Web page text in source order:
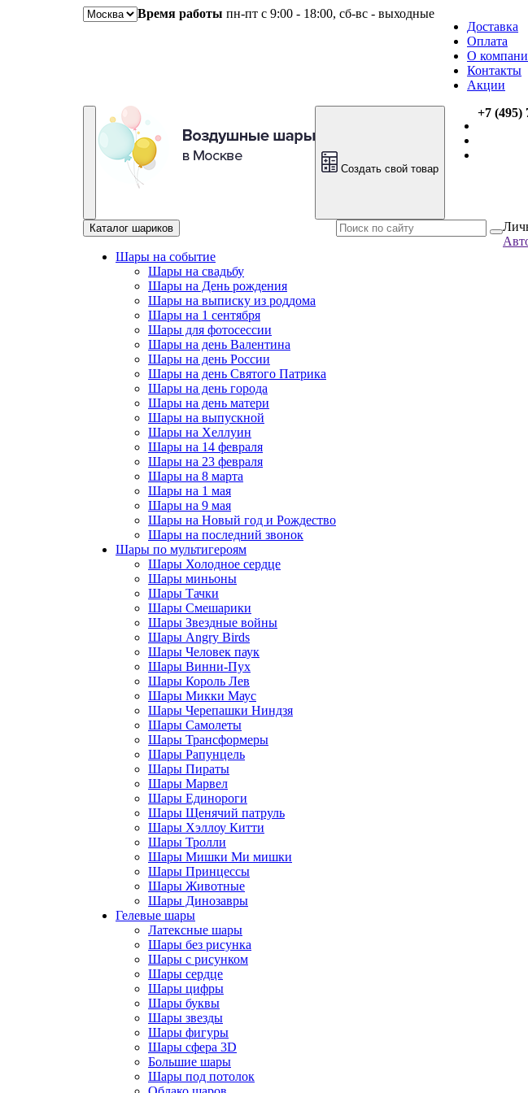
Время работы пн-пт с 9:00 - 18:00, сб-вс - выходные
Доставка
Оплата
О
Контакты
Акции
Создать свой товар
+7 (495)
Каталог шариков
Шары на событие
Шары на свадьбу
Шары на День рождения
Шары на выписку из роддома
Шары на 1 сентября
Шары для фотосессии
Шары на день Валентина
Шары на день России
Шары на день Святого Патрика
Шары на день города
Шары на день матери
Шары на выпускной
Шары на Хеллуин
Шары на 14 февраля
Шары на 23 февраля
Шары на 8 марта
Шары на 1 мая
Шары на 9 мая
Шары на Новый год и Рождество
Шары на последний звонок
Шары по мультигероям
Шары Холодное сердце
Шары миньоны
Шары Тачки
Шары Смешарики
Шары Звездные войны
Шары Angry Birds
Шары Человек паук
Шары Винни-Пух
Шары Король Лев
Шары Микки Маус
Шары Черепашки Ниндзя
Шары Самолеты
Шары Трансформеры
Шары Рапунцель
Шары Пираты
Шары Марвел
Шары Единороги
Шары Щенячий патруль
Шары Хэллоу Китти
Шары Тролли
Шары Мишки Ми мишки
Шары Принцессы
Шары Животные
Шары Динозавры
Гелевые шары
Латексные шары
Шары без рисунка
Шары с рисунком
Шары сердце
Шары цифры
Шары буквы
Шары звезды
Шары фигуры
Шары сфера 3D
Большие шары
Шары под потолок